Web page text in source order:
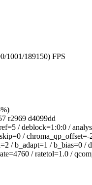
189150) FPS
d4099dd
/
/
/ b_adapt=1 / b_bias=0
/ ratetol=1.0 /